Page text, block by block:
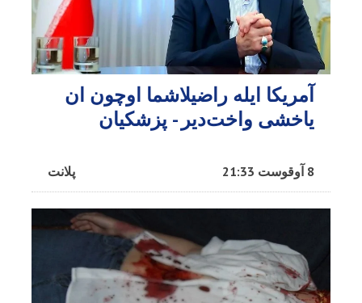
آمریکا ایله راضیلاشما اوچون ان
یاخشی واخت‌دیر - پزشکیان
پلانت 8 آوقوست 21:33